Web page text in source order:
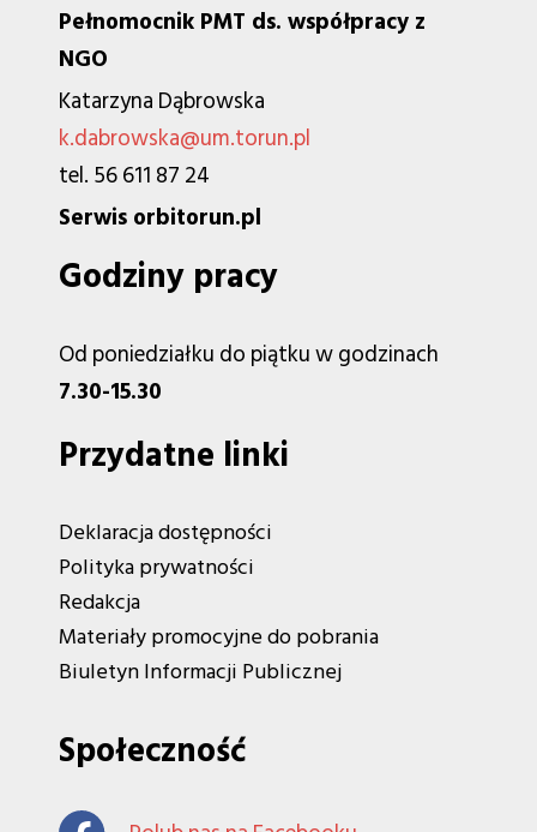
Pełnomocnik PMT ds. współpracy z
NGO
Katarzyna Dąbrowska
k.dabrowska@um.torun.pl
tel. 56 611 87 24
Serwis orbitorun.pl
Godziny pracy
Od poniedziałku do piątku w godzinach
7.30-15.30
Przydatne linki
Deklaracja dostępności
Polityka prywatności
Redakcja
Materiały promocyjne do pobrania
Biuletyn Informacji Publicznej
Społeczność